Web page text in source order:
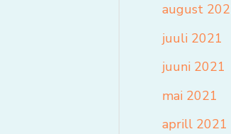
august
juuli 2021
juuni 2021
mai 2021
aprill 2021